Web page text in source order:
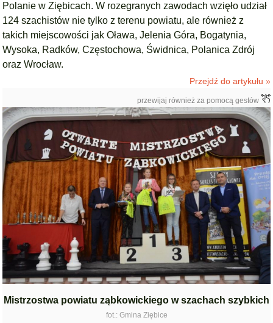
Polanie w Ziębicach. W rozegranych zawodach wzięło udział
124 szachistów nie tylko z terenu powiatu, ale również z
takich miejscowości jak Oława, Jelenia Góra, Bogatynia,
Wysoka, Radków, Częstochowa, Świdnica, Polanica Zdrój
oraz Wrocław.
Przejdź do artykułu »
przewijaj również za pomocą gestów
Mistrzostwa powiatu ząbkowickiego w szachach szybkich
fot.: Gmina Ziębice